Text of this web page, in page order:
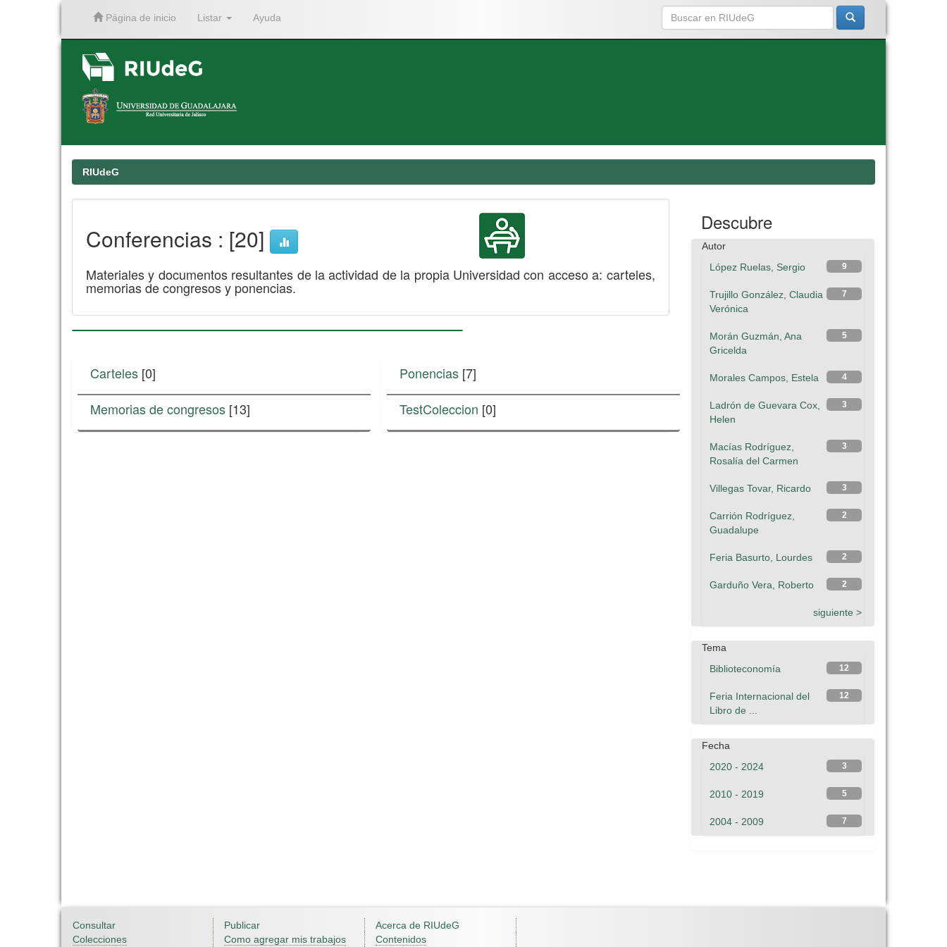
Página de inicio Listar Ayuda
RIUdeG
Conferencias : [20]
Materiales y documentos resultantes de la actividad de la propia Universidad con acceso a: carteles,
memorias de congresos y ponencias.
Carteles [0]
Memorias de congresos [13]
Ponencias[7]
TestColeccion [0]
Descubre
Autor
9
López Ruelas, Sergio
7
Trujillo González, Claudia
Verónica
5
Morán Guzmán, Ana
Gricelda
4
Morales Campos, Estela
3
Ladrón de Guevara Cox,
Helen
3
Macías Rodríguez,
Rosalía del Carmen
3
Villegas Tovar, Ricardo
2
Carrión Rodríguez,
Guadalupe
2
Feria Basurto, Lourdes
2
Garduño Vera, Roberto
siguiente >
Tema
12
Biblioteconomía
12
Feria Internacional del
Libro de ...
Fecha
3
2020 - 2024
5
2010 - 2019
7
2004 - 2009
Consultar
Colecciones
Publicar
Como agregar mis trabajos
Acerca de RIUdeG
Contenidos